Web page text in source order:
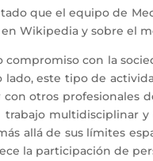
que el equipo de
Wikipedia y sobre el
compromiso con la
lado, este tipo de
otros profesionales
multidisciplinar y
allá de sus límites
la participación de